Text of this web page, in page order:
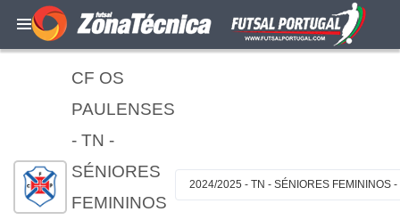
CF OS
PAULENSES
- TN -
SÉNIORES
FEMININOS
2024/2025 - TN - SÉNIORES FEMININOS -